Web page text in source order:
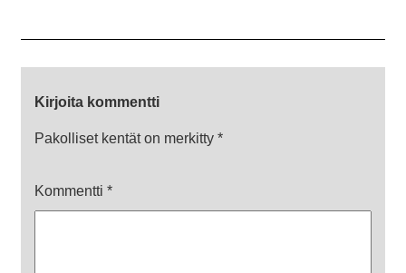
Kirjoita kommentti
Pakolliset kentät on merkitty *
Kommentti *